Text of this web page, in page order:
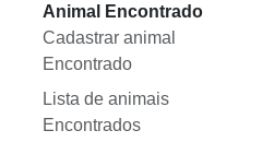
Animal Encontrado
Cadastrar animal
Encontrado
Lista de animais
Encontrados